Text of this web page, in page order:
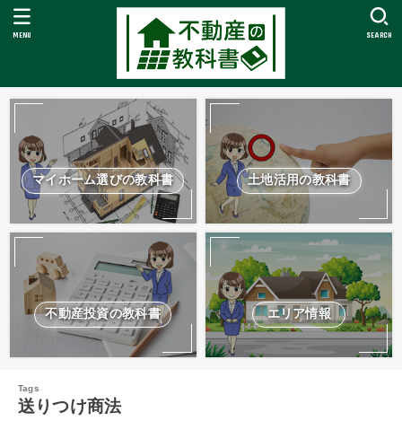
SEARCH
MENU
マイホーム選びの教科書 土地活用の教科書
不動産投資の教科書 エリア情報
送りつけ商法